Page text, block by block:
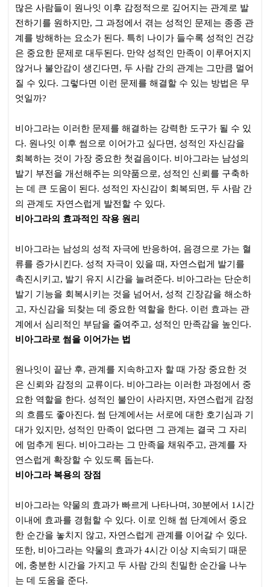
많은 사람들이 원나잇 이후 감정적으로 깊어지는 관계로 발
전하기를 원하지만, 그 과정에서 겪는 성적인 문제는 종종 관
계를 방해하는 요소가 된다. 특히 나이가 들수록 성적인 건강
은 중요한 문제로 대두된다. 만약 성적인 만족이 이루어지지
않거나 불안감이 생긴다면, 두 사람 간의 관계는 그만큼 멀어
질 수 있다. 그렇다면 이런 문제를 해결할 수 있는 방법은 무
엇일까?
비아그라는 이러한 문제를 해결하는 강력한 도구가 될 수 있
다. 원나잇 이후 썸으로 이어가고 싶다면, 성적인 자신감을
회복하는 것이 가장 중요한 첫걸음이다. 비아그라는 남성의
발기 부전을 개선해주는 의약품으로, 성적인 신뢰를 구축하
는 데 큰 도움이 된다. 성적인 자신감이 회복되면, 두 사람 간
의 관계도 자연스럽게 발전할 수 있다.
비아그라의 효과적인 작용 원리
비아그라는 남성의 성적 자극에 반응하여, 음경으로 가는 혈
류를 증가시킨다. 성적 자극이 있을 때, 자연스럽게 발기를
촉진시키고, 발기 유지 시간을 늘려준다. 비아그라는 단순히
발기 기능을 회복시키는 것을 넘어서, 성적 긴장감을 해소하
고, 자신감을 되찾는 데 중요한 역할을 한다. 이런 효과는 관
계에서 심리적인 부담을 줄여주고, 성적인 만족감을 높인다.
비아그라로 썸을 이어가는 법
원나잇이 끝난 후, 관계를 지속하고자 할 때 가장 중요한 것
은 신뢰와 감정의 교류이다. 비아그라는 이러한 과정에서 중
요한 역할을 한다. 성적인 불안이 사라지면, 자연스럽게 감정
의 흐름도 좋아진다. 썸 단계에서는 서로에 대한 호기심과 기
대가 있지만, 성적인 만족이 없다면 그 관계는 결국 그 자리
에 멈추게 된다. 비아그라는 그 만족을 채워주고, 관계를 자
연스럽게 확장할 수 있도록 돕는다.
비아그라 복용의 장점
비아그라는 약물의 효과가 빠르게 나타나며, 30분에서 1시간
이내에 효과를 경험할 수 있다. 이로 인해 썸 단계에서 중요
한 순간을 놓치지 않고, 자연스럽게 관계를 이어갈 수 있다.
또한, 비아그라는 약물의 효과가 4시간 이상 지속되기 때문
에, 충분한 시간을 가지고 두 사람 간의 친밀한 순간을 나누
는 데 도움을 준다.